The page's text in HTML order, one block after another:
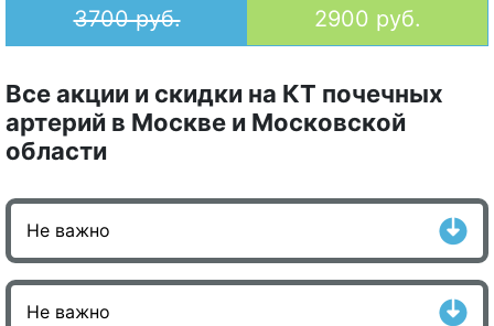
3700 руб. 2900 руб.
Все акции и скидки на КТ почечных
артерий в Москве и Московской
области